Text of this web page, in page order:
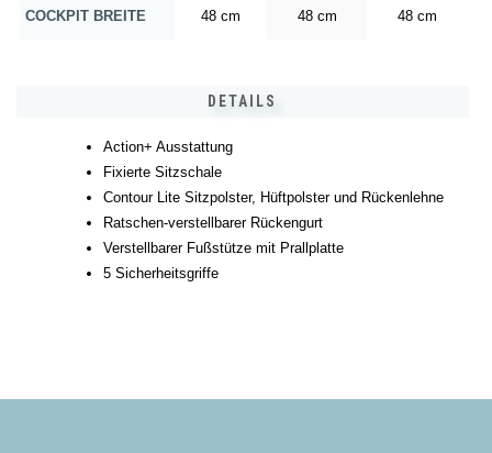
COCKPIT BREITE 48 cm 48 cm 48 cm
DETAILS
Action+ Ausstattung
Fixierte Sitzschale
Contour Lite Sitzpolster, Hüftpolster und Rückenlehne
Ratschen-verstellbarer Rückengurt
Verstellbarer Fußstütze mit Prallplatte
5 Sicherheitsgriffe